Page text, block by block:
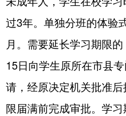
过3年。单独分班的体验
月。需要延长学习期限
15日向学生原所在市县
请，经原决定机关批准
限届满前完成审批。学